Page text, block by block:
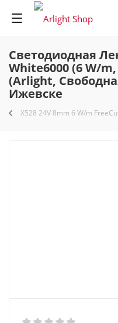
Светодиодная
White6000 (6 W/
(Arlight,
Ижевске
X528 24V 8mm 6 W/m